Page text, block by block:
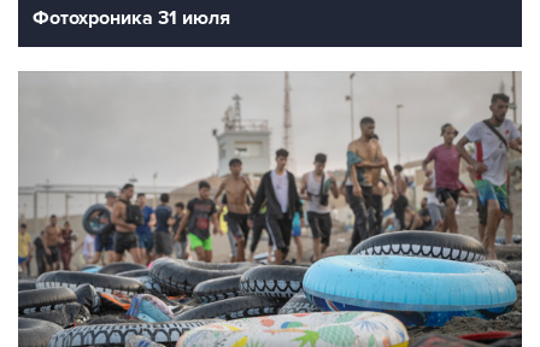
Фотохроника 31 июля